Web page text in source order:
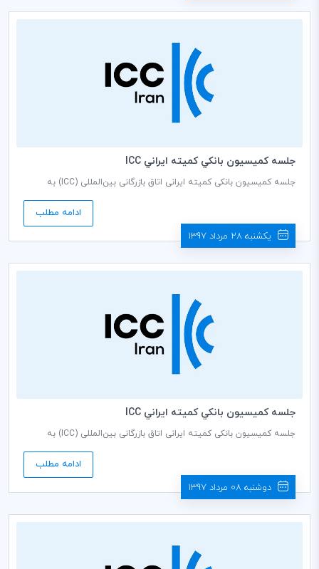
جلسه كميسيون بانكي كميته ايراني ICC
جلسه کمیسیون بانکی کمیته ایرانی اتاق بازرگانی بین‌المللی (ICC) به
9 صبح در سالن جلسات طبقه هشتم اتاق بازرگانی، صنایع، معادن وادامه مطلب
یکشنبه 28 مرداد 1397
جلسه كميسيون بانكي كميته ايراني ICC
جلسه کمیسیون بانکی کمیته ایرانی اتاق بازرگانی بین‌المللی (ICC) به
10 صبح در سالن جلسات طبقه هشتم اتاق بازرگانی، صنایع، معادن وادامه مطلب
دوشنبه 08 مرداد 1397